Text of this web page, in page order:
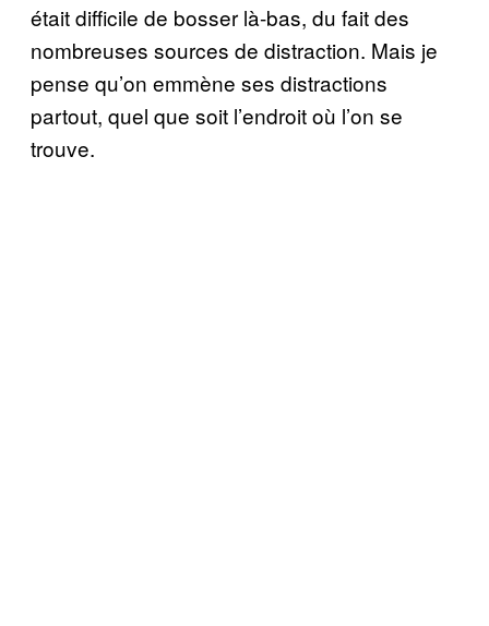
était difficile de bosser là-bas, du fait des
nombreuses sources de distraction. Mais je
pense qu’on emmène ses distractions
partout, quel que soit l’endroit où l’on se
trouve.